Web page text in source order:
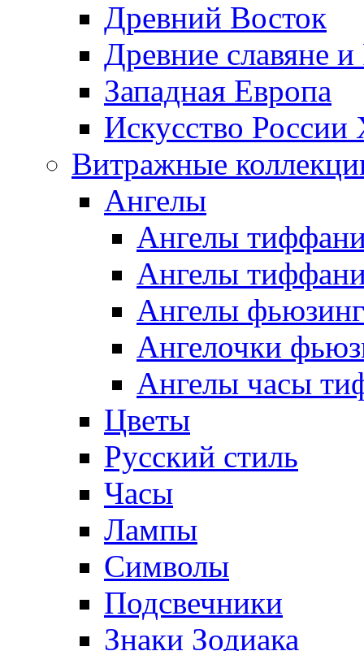
Древний Восток
Древние славяне и
Западная Европа
Искусство
Витражные
Ангелы
Ангелы
Ангелы
Ангелы фьюзинг
Ангелочки
Ангелы часы
Цветы
Русский стиль
Часы
Лампы
Символы
Подсвечники
Знаки Зодиака